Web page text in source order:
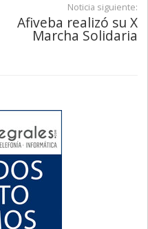
Noticia siguiente:
Afiveba realizó su X
Marcha Solidaria